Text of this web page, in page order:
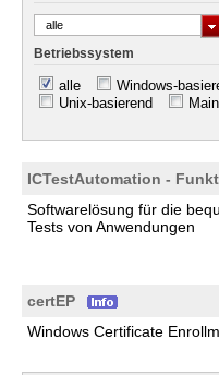
alle
Betriebssystem
alle Windows-
Unix-basierend
ICTestAutomation -
Softwarelösung für die
Tests von Anwendungen
certEP
Windows Certificate